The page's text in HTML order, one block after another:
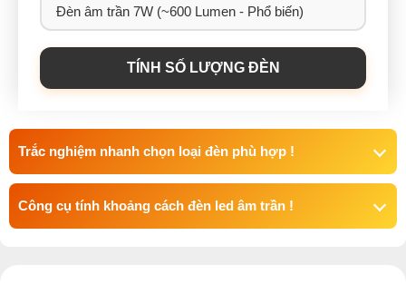
TÍNH SỐ LƯỢNG ĐÈN
Trắc nghiệm nhanh chọn loại đèn phù hợp !
Công cụ tính khoảng cách đèn led âm trần !